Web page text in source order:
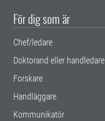
För dig som är
Chef/ledare
Doktorand eller handledare
Forskare
Handläggare
Kommunikatör